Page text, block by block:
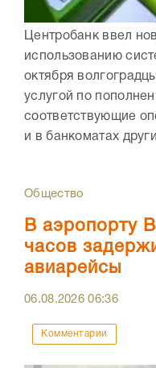
Центробанк ввел
использованию
октября
услугой по
соответствующие
и в банкоматах
Общество
В аэропорту
часов
авиарейсы
06.08.202606:36
Комментарии